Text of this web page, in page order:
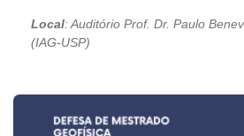
Local: Auditório Prof. Dr. Paulo
(IAG-USP)